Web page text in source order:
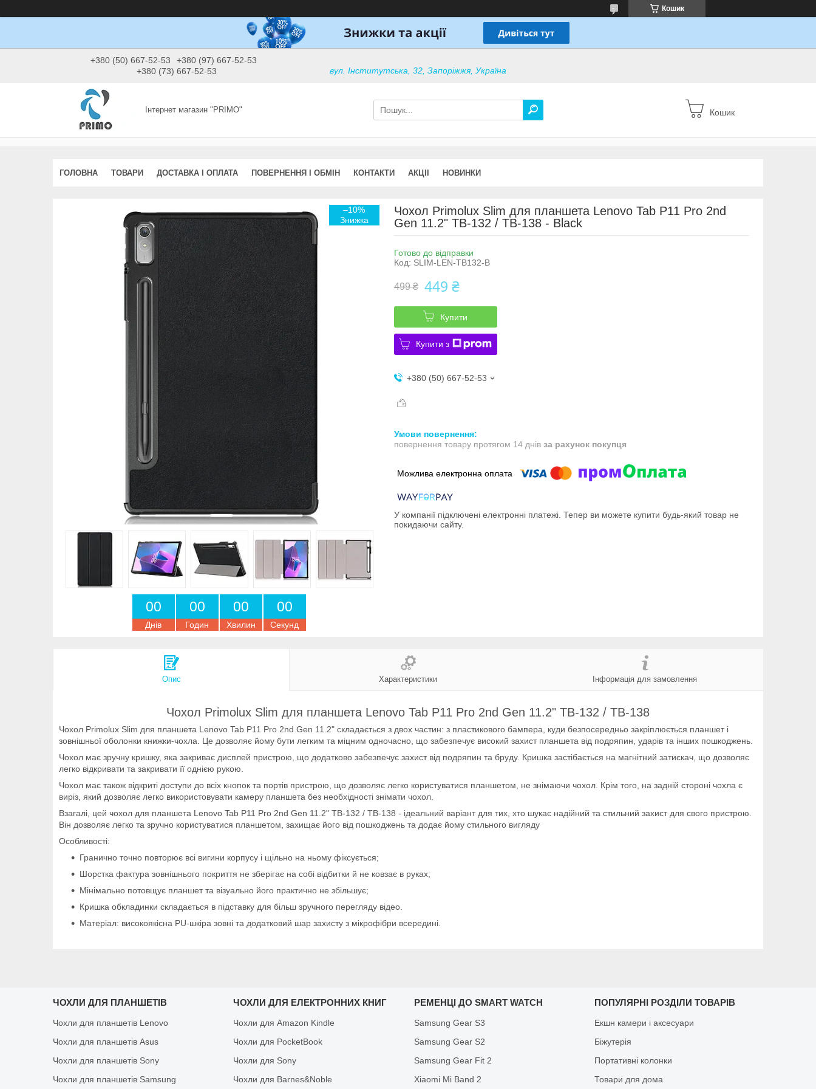
Кошик
+380 (50) 667-52-53
+380 (97) 667-52-53
+380 (73) 667-52-53
вул. Інститутська, 32, Запоріжжя, Україна
Інтернет магазин "PRIMO" Кошик
ГОЛОВНА ТОВАРИ ДОСТАВКА І ОПЛАТА ПОВЕРНЕННЯ І ОБМІН КОНТАКТИ АКЦІІ НОВИНКИ
–10%
00
Днів
00
Годин
00
Хвилин
00
Секунд
Чохол Primolux Slim для планшета Lenovo Tab P11 Pro 2nd
Gen 11.2" TB-132 / TB-138 - Black
Готово до відправки
Код: SLIM-LEN-TB132-B
499 ₴ 449 ₴
Купити
Купити з
+380 (50) 667-52-53
повернення товару протягом 14 днів за рахунок покупця
У компанії підключені електронні платежі. Тепер ви можете купити будь-який товар не
покидаючи сайту.
Опис Характеристики Інформація для замовлення
Чохол Primolux Slim для планшета Lenovo Tab P11 Pro 2nd Gen 11.2" TB-132 / TB-138
Чохол Primolux Slim для планшета Lenovo Tab P11 Pro 2nd Gen 11.2" складається з двох частин: з пластикового бампера, куди безпосередньо закріплюється планшет і
зовнішньої оболонки книжки-чохла. Це дозволяє йому бути легким та міцним одночасно, що забезпечує високий захист планшета від подряпин, ударів та інших пошкоджень.
Чохол має зручну кришку, яка закриває дисплей пристрою, що додатково забезпечує захист від подряпин та бруду. Кришка застібається на магнітний затискач, що дозволяє
легко відкривати та закривати її однією рукою.
Чохол має також відкриті доступи до всіх кнопок та портів пристрою, що дозволяє легко користуватися планшетом, не знімаючи чохол. Крім того, на задній стороні чохла є
виріз, який дозволяє легко використовувати камеру планшета без необхідності знімати чохол.
Взагалі, цей чохол для планшета Lenovo Tab P11 Pro 2nd Gen 11.2" TB-132 / TB-138 - ідеальний варіант для тих, хто шукає надійний та стильний захист для свого пристрою.
Він дозволяє легко та зручно користуватися планшетом, захищає його від пошкоджень та додає йому стильного вигляду
Особливості:
Гранично точно повторює всі вигини корпусу і щільно на ньому фіксується;
Шорстка фактура зовнішнього покриття не зберігає на собі відбитки й не ковзає в руках;
Мінімально потовщує планшет та візуально його практично не збільшує;
Кришка обкладинки складається в підставку для більш зручного перегляду відео.
Матеріал: високоякісна PU-шкіра зовні та додатковий шар захисту з мікрофібри всередині.
ЧОХЛИ ДЛЯ ПЛАНШЕТІВ
Чохли для планшетів Lenovo
Чохли для планшетів Asus
Чохли для планшетів Sony
Чохли для планшетів Samsung
ЧОХЛИ ДЛЯ ЕЛЕКТРОННИХ КНИГ
Чохли для Amazon Kindle
Чохли для PocketBook
Чохли для Sony
Чохли для Barnes&Noble
РЕМЕНЦІ ДО SMART WATCH
Samsung Gear S3
Samsung Gear S2
Samsung Gear Fit 2
Xiaomi Mi Band 2
ПОПУЛЯРНІ РОЗДІЛИ ТОВАРІВ
Екшн камери і аксесуари
Біжутерія
Портативні колонки
Товари для дома